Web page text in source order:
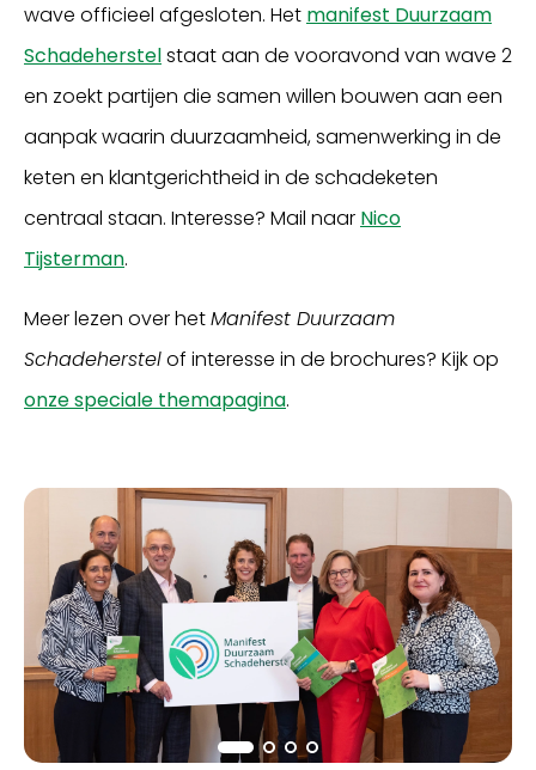
wave officieel afgesloten. Het manifest Duurzaam
Schadeherstelstaat aan de vooravond van wave 2
en zoekt partijen die samen willen bouwen aan een
aanpak waarin duurzaamheid, samenwerking in de
keten en klantgerichtheid in de schadeketen
centraal staan. Interesse? Mail naar Nico
Tijsterman.
Meer lezen over hetManifest Duurzaam
Schadeherstelof interesse in de brochures? Kijk op
onze speciale themapagina.